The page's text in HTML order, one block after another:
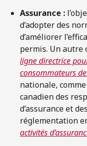
Assurance :
d’adopter des
d’améliorer
permis. Un autre
ligne directrice
consommateurs
nationale,
canadien des
d’assurance et
réglementation
activités